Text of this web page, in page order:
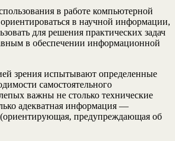
в работе компьютерной
в научной информации,
для решения практических задач
в обеспечении информационной
зрения испытывают определенные
самостоятельного
важны не столько технические
адекватная информация —
(ориентирующая, предупреждающая об